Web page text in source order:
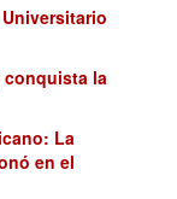
conquista la
La
en el